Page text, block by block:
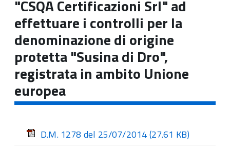
"CSQA Certificazioni Srl" ad
effettuare i controlli per la
denominazione di origine
protetta "Susina di Dro",
registrata in ambito Unione
europea
D.M. 1278 del 25/07/2014(27.61 KB)